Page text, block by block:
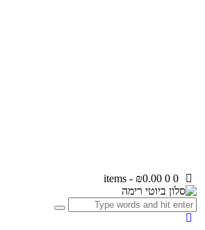
0 items
- ₪0.00 0